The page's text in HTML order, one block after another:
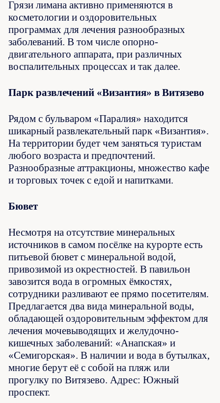
Грязи лимана активно применяются в
косметологии и оздоровительных
программах для лечения разнообразных
заболеваний. В том числе опорно-
двигательного аппарата, при различных
воспалительных процессах и так далее.
Парк развлечений «Византия» в Витязево
Рядом с бульваром «Паралия» находится
шикарный развлекательный парк «Византия».
На территории будет чем заняться туристам
любого возраста и предпочтений.
Разнообразные аттракционы, множество кафе
и торговых точек с едой и напитками.
Бювет
Несмотря на отсутствие минеральных
источников в самом посёлке на курорте есть
питьевой бювет с минеральной водой,
привозимой из окрестностей. В павильон
завозится вода в огромных ёмкостях,
сотрудники разливают ее прямо посетителям.
Предлагается два вида минеральной воды,
обладающей оздоровительным эффектом для
лечения мочевыводящих и желудочно-
кишечных заболеваний: «Анапская» и
«Семигорская». В наличии и вода в бутылках,
многие берут её с собой на пляж или
прогулку по Витязево. Адрес: Южный
проспект.